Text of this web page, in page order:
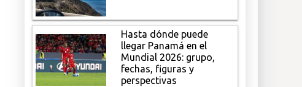
Hasta dónde puede
llegar Panamá en el
Mundial 2026: grupo,
fechas, figuras y
perspectivas